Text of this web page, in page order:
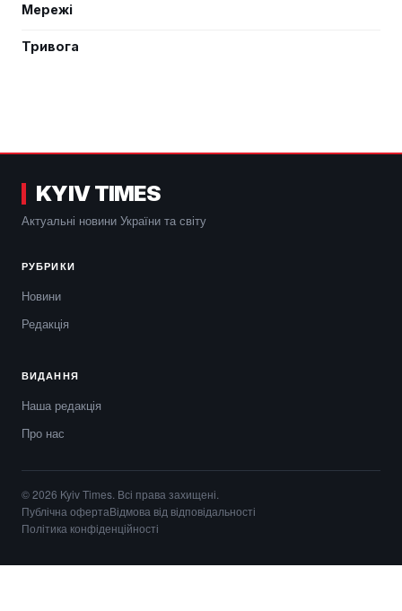
Мережі
Тривога
KYIV TIMES
Актуальні новини України та світу
РУБРИКИ
Новини
Редакція
ВИДАННЯ
Наша редакція
Про нас
© 2026 Kyiv Times. Всі права захищені.
Публічна офертаВідмова від відповідальності
Політика конфіденційності